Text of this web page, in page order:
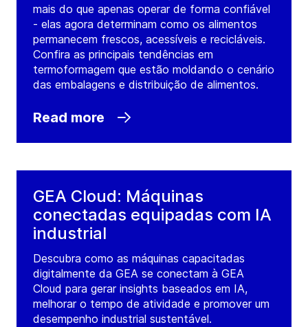
mais do que apenas operar de forma confiável
- elas agora determinam como os alimentos
permanecem frescos, acessíveis e recicláveis.
Confira as principais tendências em
termoformagem que estão moldando o cenário
das embalagens e distribuição de alimentos.
Read more
GEA Cloud: Máquinas
conectadas equipadas com IA
industrial
Descubra como as máquinas capacitadas
digitalmente da GEA se conectam à GEA
Cloud para gerar insights baseados em IA,
melhorar o tempo de atividade e promover um
desempenho industrial sustentável.